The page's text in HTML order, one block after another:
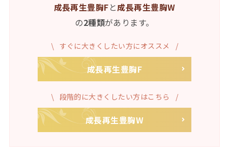
成長再生豊胸Fと成長再生豊胸W
の2種類があります。
すぐに大きくしたい方にオススメ
成長再生豊胸F
段階的に大きくしたい方はこちら
成長再生豊胸W